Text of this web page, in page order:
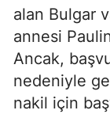
alan Bulgar
annesi
Ancak,
nedeniyle
nakil için